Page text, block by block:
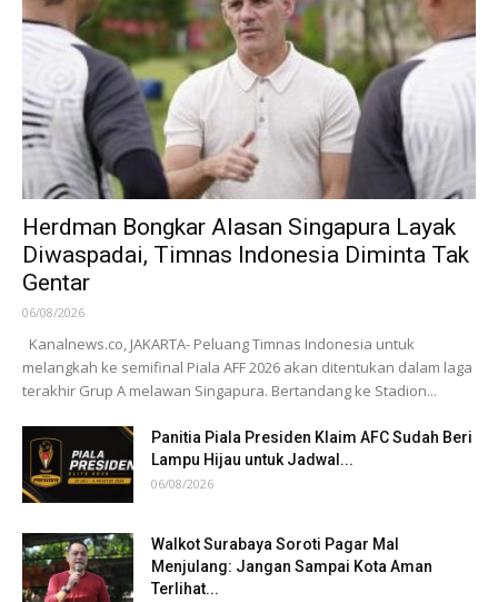
Herdman Bongkar Alasan Singapura Layak
Diwaspadai, Timnas Indonesia Diminta Tak
Gentar
06/08/2026
Kanalnews.co, JAKARTA- Peluang Timnas Indonesia untuk
melangkah ke semifinal Piala AFF 2026 akan ditentukan dalam laga
terakhir Grup A melawan Singapura. Bertandang ke Stadion...
Panitia Piala Presiden Klaim AFC Sudah Beri
Lampu Hijau untuk Jadwal...
06/08/2026
Walkot Surabaya Soroti Pagar Mal
Menjulang: Jangan Sampai Kota Aman
Terlihat...